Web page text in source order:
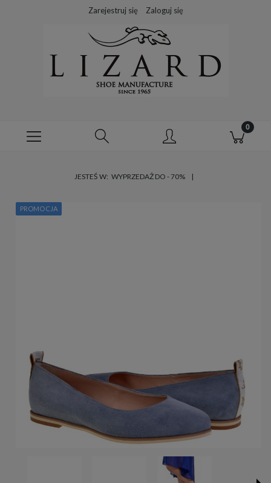
Zarejestruj się Zaloguj się
JESTEŚ W: WYPRZEDAŻ DO - 70%
PROMOCJA